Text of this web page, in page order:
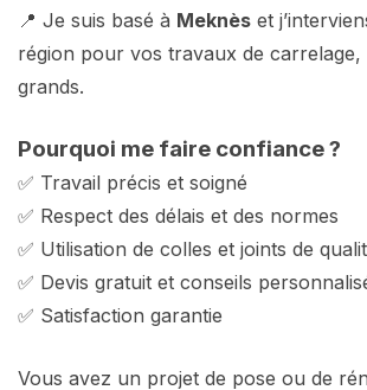
📍 Je suis basé à Meknès et
région pour vos travaux de carrelage,
grands.
Pourquoi me faire confiance ?
✅ Travail précis et soigné
✅ Respect des délais et des normes
✅ Utilisation de colles et joints de
✅ Devis gratuit et conseils
✅ Satisfaction garantie
Vous avez un projet de pose ou de